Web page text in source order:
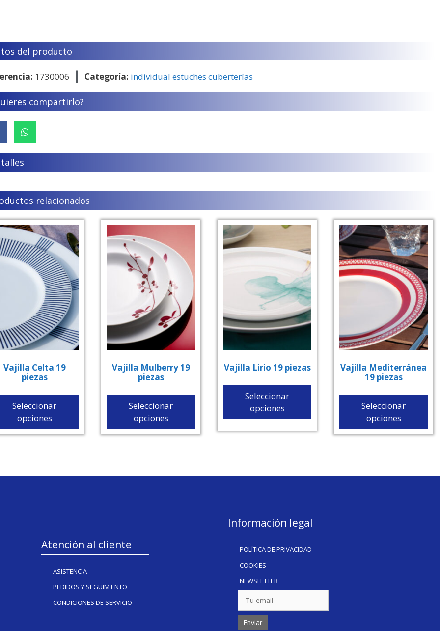
del producto
1730006 Categoría: individual estuches cuberterías
compartirlo?
relacionados
Vajilla Celta 19
piezas
Seleccionar
opciones
Vajilla Mulberry 19
piezas
Seleccionar
opciones
Vajilla Lirio 19 piezas
Seleccionar
opciones
Vajilla Mediterránea
19 piezas
Seleccionar
opciones
Atención al cliente
ASISTENCIA
PEDIDOS Y SEGUIMIENTO
CONDICIONES DE SERVICIO
Información legal
POLÍTICA DE PRIVACIDAD
COOKIES
NEWSLETTER